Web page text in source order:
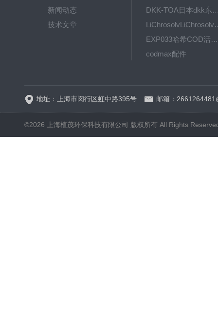
新闻动态
技术文章
DKK-TOA日本dkk东亚电
EXP033哈希COD活塞泵价格 EXP033
codmax配件
地址：上海市闵行区虹中路395号 邮箱：
©2026 上海植茂环保科技有限公司 版权所有 All Rights